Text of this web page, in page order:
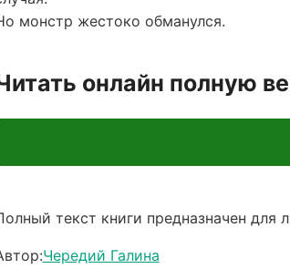
монстр жестоко обманулся.
онлайн полную
текст книги предназначен для
Чередий Галина